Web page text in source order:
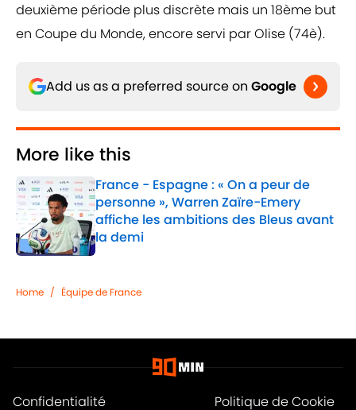
deuxième période plus discrète mais un 18ème but
en Coupe du Monde, encore servi par Olise (74è).
Add us as a preferred source on Google
More like this
France - Espagne : « On a peur de
personne », Warren Zaïre-Emery
affiche les ambitions des Bleus avant
la demi
Published by on Invalid Date
Home / Équipe de France
Confidentialité Politique de Cookie